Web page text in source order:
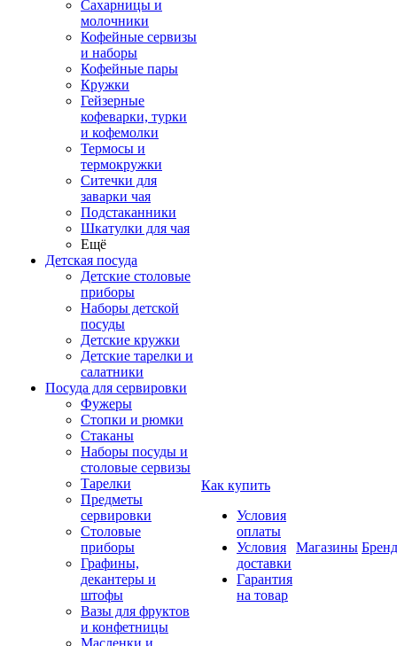
Сахарницы и
молочники
Кофейные сервизы
и наборы
Кофейные пары
Кружки
Гейзерные
кофеварки, турки
и кофемолки
Термосы и
термокружки
Ситечки для
заварки чая
Подстаканники
Шкатулки для чая
Ещё
Детская посуда
Детские столовые
приборы
Наборы детской
посуды
Детские кружки
Детские тарелки и
салатники
Посуда для сервировки
Фужеры
Стопки и рюмки
Стаканы
Наборы посуды и
столовые сервизы
Тарелки
Предметы
сервировки
Столовые
приборы
Графины,
декантеры и
штофы
Вазы для фруктов
и конфетницы
Масленки и
Как купить
Условия
оплаты
Условия
доставки
Гарантия
на товар
Магазины